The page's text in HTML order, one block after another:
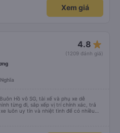
Xem giá
4.8 star_rate
(1209 đánh giá)
Hồ vô SG, tài xế và phụ xe dễ
từng đi, sắp xếp vị trí chính xác, trả
luôn uy tín và nhiệt tình để có nhiều